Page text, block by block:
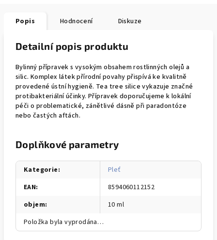
Popis Hodnocení Diskuze
Detailní popis produktu
Bylinný přípravek s vysokým obsahem rostlinných olejů a
silic. Komplex látek přírodní povahy přispívá ke kvalitně
provedené ústní hygieně. Tea tree silice vykazuje značné
protibakteriální účinky. Přípravek doporučujeme k lokální
péči o problematické, zánětlivé dásně při paradontóze
nebo častých aftách.
Doplňkové parametry
Kategorie:
Pleť
EAN:
8594060112152
objem:
10 ml
Položka byla vyprodána…